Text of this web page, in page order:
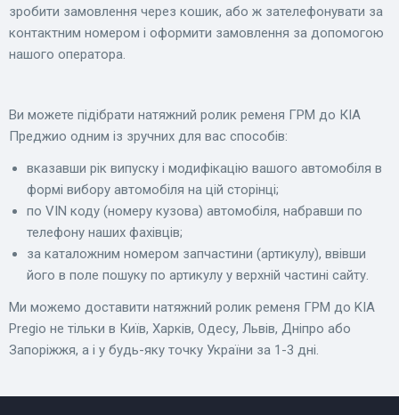
зробити замовлення через кошик, або ж зателефонувати за
контактним номером і оформити замовлення за допомогою
нашого оператора.
Ви можете підібрати натяжний ролик ременя ГРМ до КІА
Преджио одним із зручних для вас способів:
вказавши рік випуску і модифікацію вашого автомобіля в
формі вибору автомобіля на цій сторінці;
по VIN коду (номеру кузова) автомобіля, набравши по
телефону наших фахівців;
за каталожним номером запчастини (артикулу), ввівши
його в поле пошуку по артикулу у верхній частині сайту.
Ми можемо доставити натяжний ролик ременя ГРМ до KIA
Pregio не тільки в Київ, Харків, Одесу, Львів, Дніпро або
Запоріжжя, а і у будь-яку точку України за 1-3 дні.